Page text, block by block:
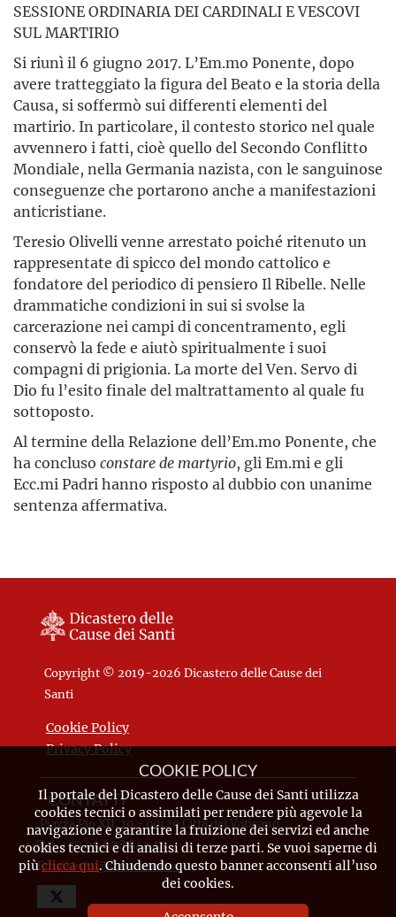
SESSIONE ORDINARIA DEI CARDINALI E VESCOVI
SUL MARTIRIO
Si riunì il 6 giugno 2017. L’Em.mo Ponente, dopo
avere tratteggiato la figura del Beato e la storia della
Causa, si soffermò sui differenti elementi del
martirio. In particolare, il contesto storico nel quale
avvennero i fatti, cioè quello del Secondo Conflitto
Mondiale, nella Germania nazista, con le sanguinose
conseguenze che portarono anche a manifestazioni
anticristiane.
Teresio Olivelli venne arrestato poiché ritenuto un
rappresentate di spicco del mondo cattolico e
fondatore del periodico di pensiero Il Ribelle. Nelle
drammatiche condizioni in sui si svolse la
carcerazione nei campi di concentramento, egli
conservò la fede e aiutò spiritualmente i suoi
compagni di prigionia. La morte del Ven. Servo di
Dio fu l’esito finale del maltrattamento al quale fu
sottoposto.
Al termine della Relazione dell’Em.mo Ponente, che
ha concluso constare de martyrio, gli Em.mi e gli
Ecc.mi Padri hanno risposto al dubbio con unanime
sentenza affermativa.
Copyright © 2019-2026 Dicastero delle Cause dei
Santi
Cookie Policy
Privacy Policy
CONTATTI
Piazza Pio XII, 10 - 00120 Città del Vaticano
Tel. +39.06.698.842.44
Emailinfo@causesanti.va
COOKIE POLICY
Il portale del Dicastero delle Cause dei Santi utilizza
cookies tecnici o assimilati per rendere più agevole la
navigazione e garantire la fruizione dei servizi ed anche
cookies tecnici e di analisi di terze parti. Se vuoi saperne di
piùclicca qui. Chiudendo questo banner acconsenti all’uso
dei cookies.